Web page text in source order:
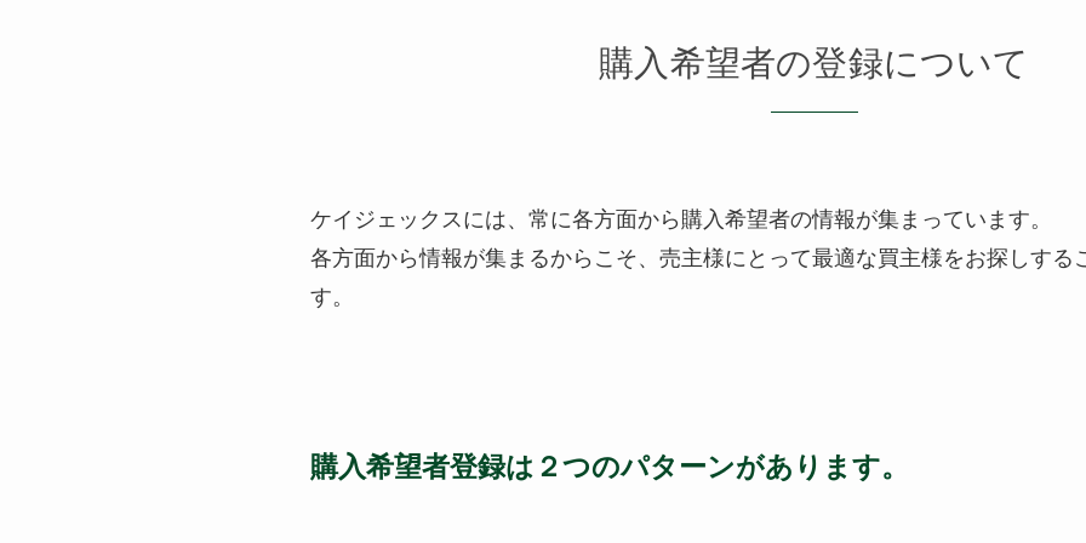
購入希望者の登録について
ケイジェックスには、常に各方面から購入希望者の情報が集まっています。
各方面から情報が集まるからこそ、売主様にとって最適な買主様をお探しする
す。
購入希望者登録は２つのパターンがあります。